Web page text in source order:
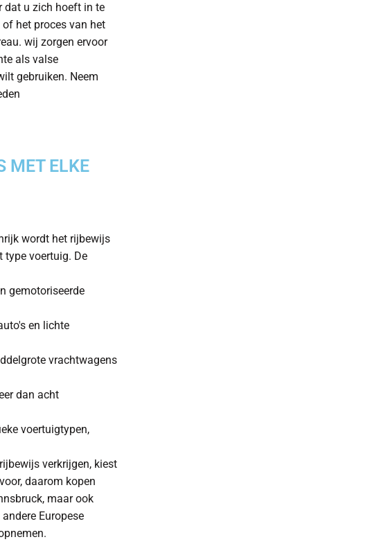
dat u zich hoeft in te
het proces van het
wij zorgen ervoor
als valse
gebruiken. Neem
MET ELKE
wordt het rijbewijs
type voertuig. De
gemotoriseerde
en lichte
vrachtwagens
dan acht
voertuigtypen,
verkrijgen, kiest
daarom kopen
maar ook
Europese